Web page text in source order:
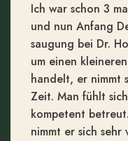
Ich war schon 3
und nun Anfang
saugung bei Dr.
um einen
handelt, er nimmt
Zeit. Man fühlt
kompetent
nimmt er sich sehr